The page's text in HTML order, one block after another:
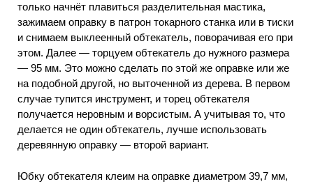
только начнёт плавиться разделительная мастика,
зажимаем оправку в патрон токарного станка или в тиски
и снимаем выклеенный обтекатель, поворачивая его при
этом. Далее — торцуем обтекатель до нужного размера
— 95 мм. Это можно сделать по этой же оправке или же
на подобной другой, но выточенной из дерева. В первом
случае тупится инструмент, и торец обтекателя
получается неровным и ворсистым. А учитывая то, что
делается не один обтекатель, лучше использовать
деревянную оправку — второй вариант.
Юбку обтекателя клеим на оправке диаметром 39,7 мм,